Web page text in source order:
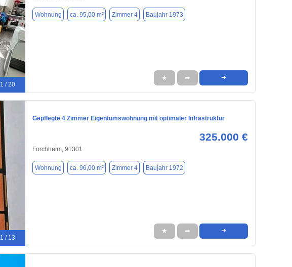
1 / 20
Wohnung ca. 95,00 m² Zimmer 4 Baujahr 1973
★ ➦ ➜
1 / 13
Gepflegte 4 Zimmer Eigentumswohnung mit optimaler Infrastruktur
325.000 €
Forchheim, 91301
Wohnung ca. 96,00 m² Zimmer 4 Baujahr 1972
★ ➦ ➜